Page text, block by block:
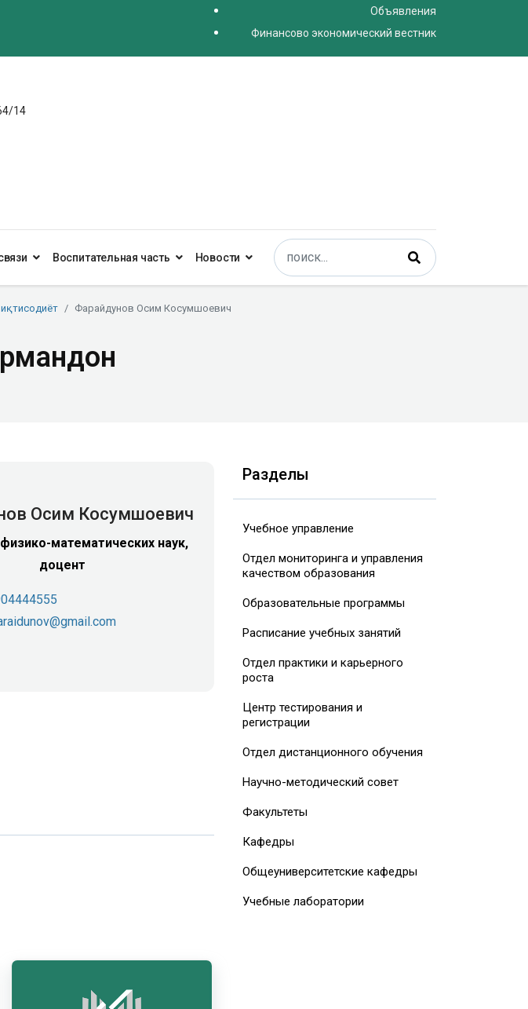
Объявления
Финансово экономический вестник
14
Воспитательная часть Новости
Поиск
Type 2 or more characters for results.
Фарайдунов Осим Косумшоевич
Осим Косумшоевич
математических наук,
доцент
Разделы
Учебное управление
Отдел мониторинга и управления
качеством образования
Образовательные программы
Расписание учебных занятий
Отдел практики и карьерного
роста
Центр тестирования и
регистрации
Отдел дистанционного обучения
Научно-методический совет
Факультеты
Кафедры
Общеуниверситетские кафедры
Учебные лаборатории